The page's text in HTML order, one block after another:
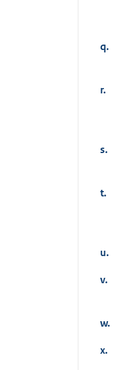
q.
r.
s.
t.
u.
v.
w.
x.